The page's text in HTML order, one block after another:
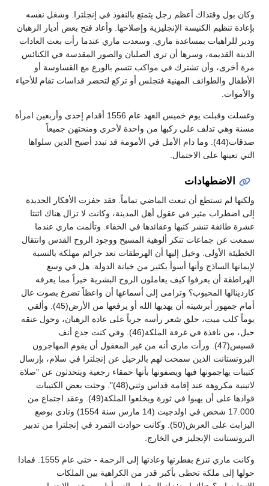
وكان بول وقتذاك أعظم رجل يتمتع بالنفوذ في إنجلترا. وشغل نفسه
بإعادة تنظيم الكنيسة الإنجليزية وإصلاحها. وأعاد فتح بعض أديار الرهبان
ودير للراهبات بمساعدة ماري. وسعدت ماري عندما رأت بعث العادات
الدينة القديمة، وسرها أن ترى الصلبان والصور المقدسة في الكنائس
مرة أخرى، وأن تشترك في مواكب تتسم بالورع مع القساوسة أو
الأطفال والطوائف المهنية فتجلس أو تركع لتحضر قداسات تقام للأحياء
والأموات.
وغسلت وقبلت يوم خميس العهد عام 1556 أقدام إحدى وأربعين امرأة
مسنة وهي تدلف على ركبها من واحدة لأخرى ومنحتهن جميعاً
صدقات(44). وما دام الأمل في الأمومة قد تبدد أصبح الدين سلواها
التي تعينها على الاحتمال.
الاضطهادات
ولكنها لم تستطع أن تبعث الماضي تماماً. فقد حفزت الأفكار الجديدة
إلى اضطراب مثير في عقول أهل المدينة، وكانت لا تزال هناك اثنتا
عشرة طائفة تنشر كتبها وعقائدها في الخفاء. وتألمت ماري عندما
سمعت عن جماعات تنكر ألوهية المسيح ووجود الروح القدس وانتقال
الخطيئة الأولى. وخيل إليها أن الهرطقات تعد جرائم مهلكة بالنسبة
لإيمانها الساذج وأنها أسوأ بكثير من خيانة الدولة. هل في وسع
الهراطقة أن يعرفوا كيف يعاملون الروح البشرية خيراً مما يعرفه
كاردينالها المحبوب؟ وترامى إلى أسماعها أن واعظاً تضرع بصوت عال
أمام جمهور أبرشيته أن يهديها الله أو يرفعها من الأرض(45). وألقي
يوماً كلب ميت، حلق شعر رأسه جرياً على عادة الرهبان، وحول عنقه
حبل، من نافذة في غرفة الملكة(46). وفي كنت جدع أنف
قسيس(47). ورأت ماري أنه من غير المعقول أن يقوم المهاجرون
البروتستانت الذين سمحت لهم بالرحيل عن إنجلترا في سلام، بإرسال
كتيبات يهاجمونها فيها ويصفونها بأنها حمقاء رجعية ويتحدثون عن "صلاة
لاتينية مكروهة عند إقامة قداس وثني(48)". وحثت بعض الكتيبات
قوادها على أن يهبوا في ثورة ويخلعوا الملكة(49). وعقد اجتماع من
17.000 شخص في اولدجيت (14 مارس سنة 1554) ونادى بوضع
اليزابث على العرش(50). وكانت حوادث التمرد في إنجلترا من تدبير
البروتستانت الإنجليز في الخارج.
وكانت ماري تنزع بفطرتها وعادتها إلى الرحمة - حتى عام 1555. فماذا
حولها إلى ملكة تحظى بأكبر قدر من الكراهية بين الملكات